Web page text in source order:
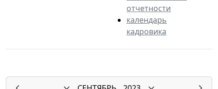
отчетности
календарь
кадровика